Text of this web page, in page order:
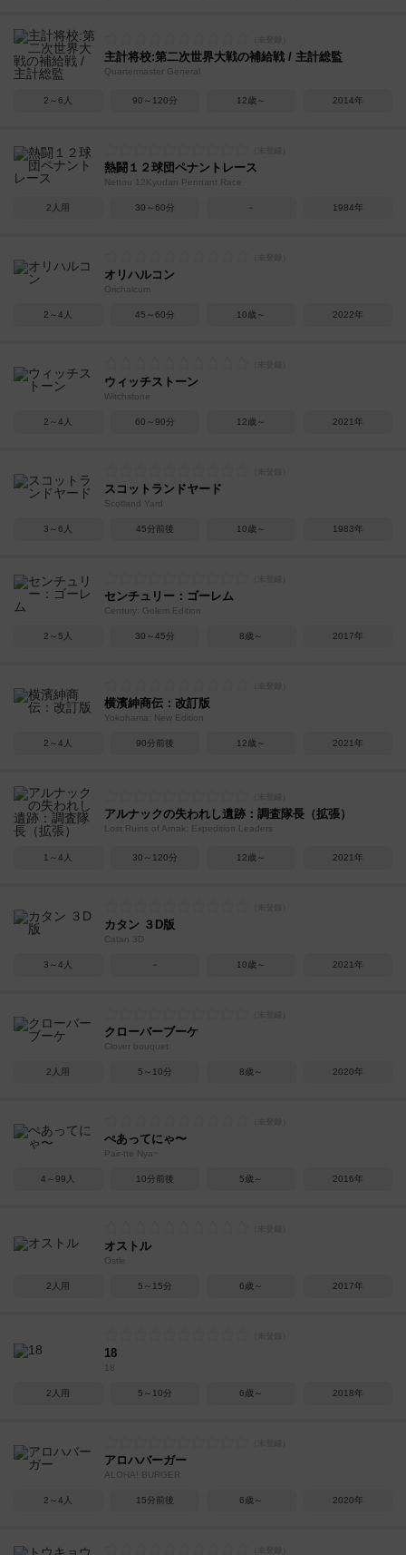
主計将校:第二次世界大戦の補給戦 / 主計総監
Quartermaster General
2～6人 90～120分 12歳～ 2014年
熱闘１２球団ペナントレース
Nettou 12Kyudan Pennant Race
2人用 30～60分 － 1984年
オリハルコン
Orichalcum
2～4人 45～60分 10歳～ 2022年
ウィッチストーン
Witchstone
2～4人 60～90分 12歳～ 2021年
スコットランドヤード
Scotland Yard
3～6人 45分前後 10歳～ 1983年
センチュリー：ゴーレム
Century: Golem Edition
2～5人 30～45分 8歳～ 2017年
横濱紳商伝：改訂版
Yokohama: New Edition
2～4人 90分前後 12歳～ 2021年
アルナックの失われし遺跡：調査隊長（拡張）
Lost Ruins of Arnak: Expedition Leaders
1～4人 30～120分 12歳～ 2021年
カタン ３D版
Catan 3D
3～4人 － 10歳～ 2021年
クローバーブーケ
Clover bouquet
2人用 5～10分 8歳～ 2020年
ぺあってにゃ〜
Pair-tte Nya~
4～99人 10分前後 5歳～ 2016年
オストル
Ostle
2人用 5～15分 6歳～ 2017年
18
18
2人用 5～10分 6歳～ 2018年
アロハバーガー
ALOHA! BURGER
2～4人 15分前後 6歳～ 2020年